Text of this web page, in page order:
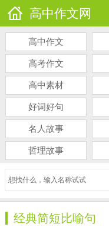
高中作文网
高中作文
高考作文
高中素材
好词好句
名人故事
哲理故事
经典简短比喻句